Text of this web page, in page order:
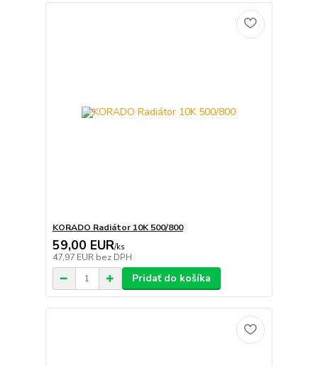
KORADO Radiátor 10K 500/800
59,00 EUR/ks
47,97 EUR bez DPH
Pridať do košíka